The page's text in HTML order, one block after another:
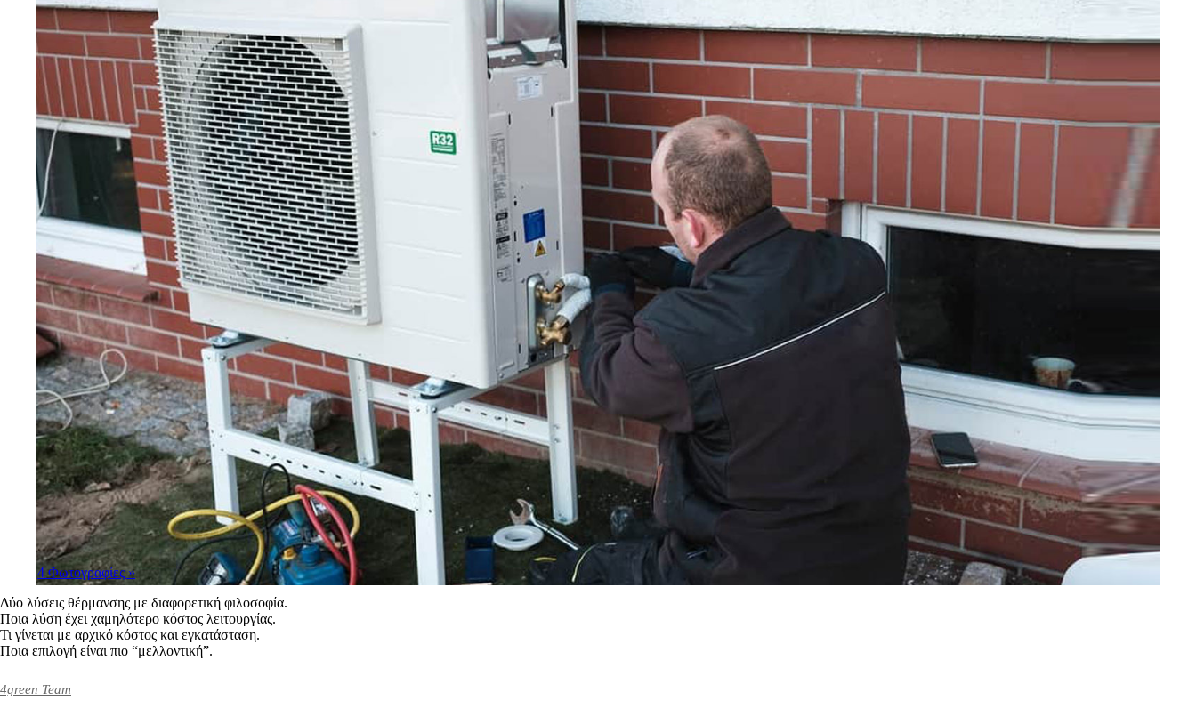
4 Φωτογραφίες»
Δύο λύσεις θέρμανσης με διαφορετική φιλοσοφία.
Ποια λύση έχει χαμηλότερο κόστος λειτουργίας.
Τι γίνεται με αρχικό κόστος και εγκατάσταση.
Ποια επιλογή είναι πιο “μελλοντική”.
4green Team